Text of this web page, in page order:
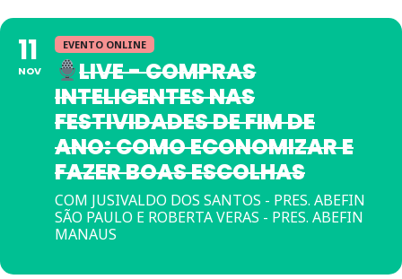
11
NOV
EVENTO ONLINE
LIVE - COMPRAS
INTELIGENTES NAS
FESTIVIDADES DE FIM DE
ANO: COMO ECONOMIZAR E
FAZER BOAS ESCOLHAS
COM JUSIVALDO DOS SANTOS - PRES. ABEFIN
SÃO PAULO E ROBERTA VERAS - PRES. ABEFIN
MANAUS